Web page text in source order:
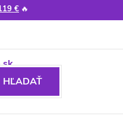
€ 🔥
HĽADAŤ